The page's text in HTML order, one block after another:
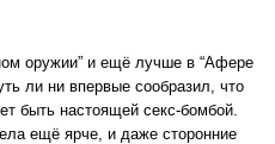
оружии” и ещё лучше в “Афере
ли ни впервые сообразил, что
быть настоящей секс-бомбой.
ещё ярче, и даже сторонние